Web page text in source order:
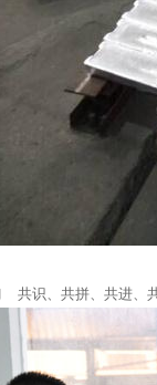
共识、共拼、共进、